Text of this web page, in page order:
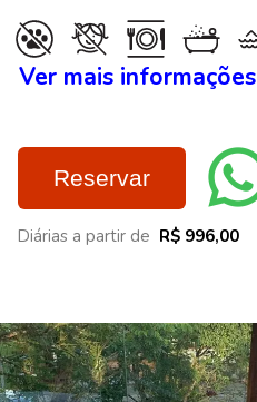
Ver mais informações
Reservar
Diárias a partir de R$ 996,00